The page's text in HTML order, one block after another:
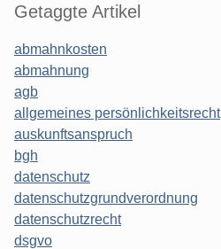
Getaggte Artikel
abmahnkosten
abmahnung
agb
allgemeines persönlichkeitsrecht
auskunftsanspruch
bgh
datenschutz
datenschutzgrundverordnung
datenschutzrecht
dsgvo